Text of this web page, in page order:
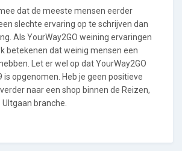
dat de meeste mensen eerder
slechte ervaring op te schrijven dan
Als YourWay2GO weining ervaringen
betekenen dat weinig mensen een
Let er wel op dat YourWay2GO
is opgenomen. Heb je geen positieve
naar een shop binnen de Reizen,
branche.